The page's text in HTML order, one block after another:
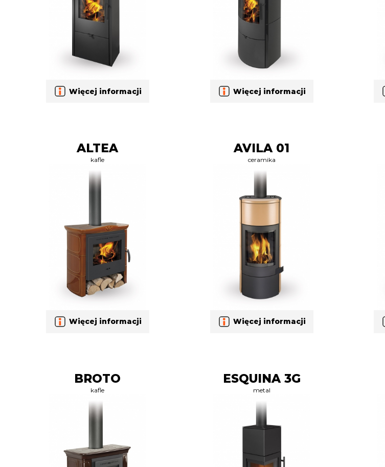
Więcej informacji Więcej informacji
ALTEA
kafle
Więcej informacji
AVILA 01
ceramika
Więcej informacji
BROTO
kafle
ESQUINA 3G
metal